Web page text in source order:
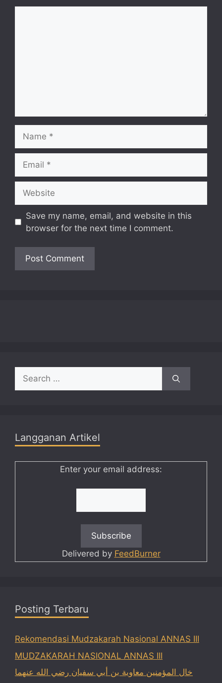
Save my name, email, and website in this
browser for the next time I comment.
Search
for:
Langganan Artikel
Enter your email address:
Delivered by FeedBurner
Posting Terbaru
Rekomendasi Mudzakarah Nasional ANNAS III
MUDZAKARAH NASIONAL ANNAS III
خال المؤمنين معاوية بن أبي سفيان رضي الله عنهما